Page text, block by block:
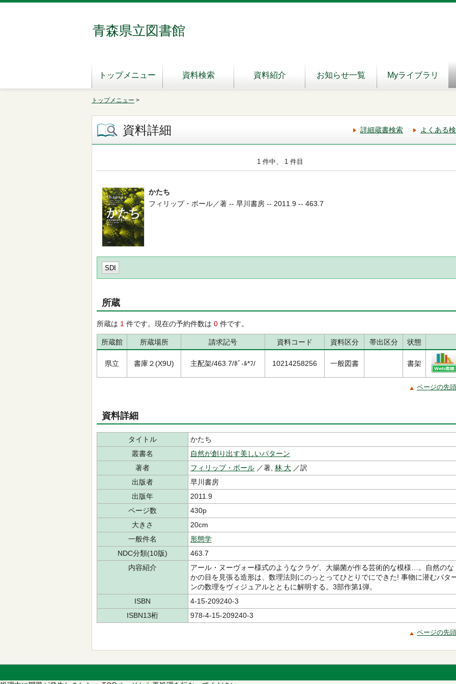
青森県立図書館
トップメニュー 資料検索 資料紹介 お知らせ一覧 Myライブラリ
トップメニュー >
資料詳細 詳細蔵書検索 よくある
1 件中、 1 件目
かたち
フィリップ・ボール／著 -- 早川書房 -- 2011.9 -- 463.7
SDI
所蔵
所蔵は 1 件です。現在の予約件数は 0 件です。
所蔵館 所蔵場所 請求記号 資料コード 資料区分 帯出区分 状態
県立 書庫２(X9U) 主配架/463.7/ﾎﾞ-ﾙ*ﾌ/ 10214258256 一般図書 書架
ページの先
資料詳細
タイトル
かたち
叢書名
自然が創り出す美しいパターン
著者
フィリップ・ボール ／著, 林 大 ／訳
出版者
早川書房
出版年
2011.9
ページ数
430p
大きさ
20cm
一般件名
形態学
NDC分類(10版)
463.7
内容紹介
アール・ヌーヴォー様式のようなクラゲ、大腸菌が作る芸術的な模様…。自然のな
かの目を見張る造形は、数理法則にのっとってひとりでにできた! 事物に潜むパタ
ンの数理をヴィジュアルとともに解明する。3部作第1弾。
ISBN
4-15-209240-3
ISBN13桁
978-4-15-209240-3
ページの先